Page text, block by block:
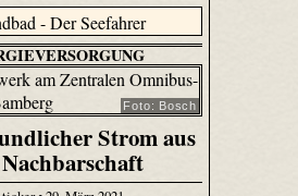
Foto: Bosch
Strom aus